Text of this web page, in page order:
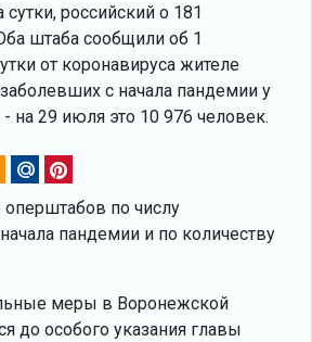
российский о 181
штаба сообщили об 1
от коронавируса жителе
с начала пандемии у
на 29 июля это 10 976 человек.
оперштабов по числу
пандемии и по количеству
меры в Воронежской
до особого указания главы